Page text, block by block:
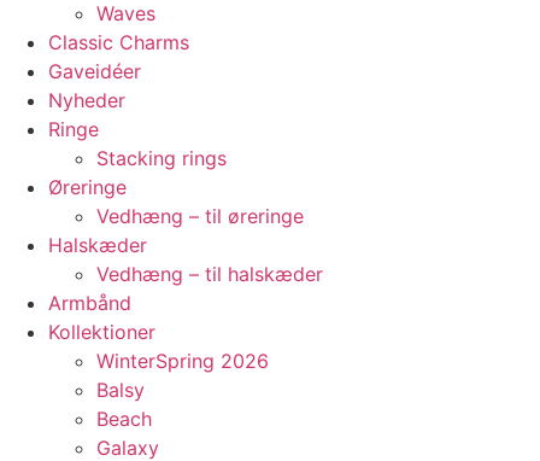
Waves
Classic Charms
Gaveidéer
Nyheder
Ringe
Stacking rings
Øreringe
Vedhæng – til øreringe
Halskæder
Vedhæng – til halskæder
Armbånd
Kollektioner
WinterSpring 2026
Balsy
Beach
Galaxy